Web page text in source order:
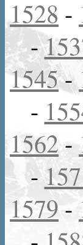
1528 -
-
1545-
-
1562-
-
1579 -